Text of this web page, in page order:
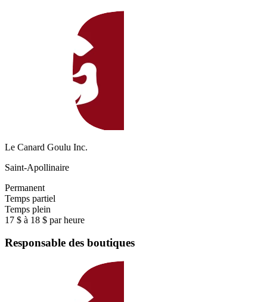
Le Canard Goulu Inc.
Saint-Apollinaire
Permanent
Temps partiel
Temps plein
17 $ à 18 $ par heure
Responsable des boutiques